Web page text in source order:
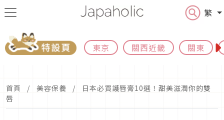
繁
東京 關西近畿 關東
首頁 美容保養
日本必買護唇膏10選！甜美滋潤你的雙
唇